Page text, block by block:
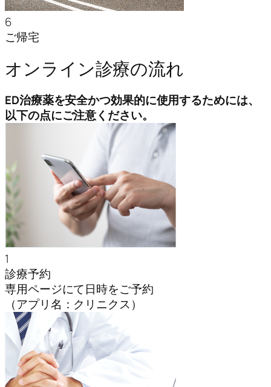
6
ご帰宅
オンライン診療の流れ
ED治療薬を安全かつ効果的に使用するためには、
以下の点にご注意ください。
1
診療予約
専用ページにて日時をご予約
（アプリ名：クリニクス）